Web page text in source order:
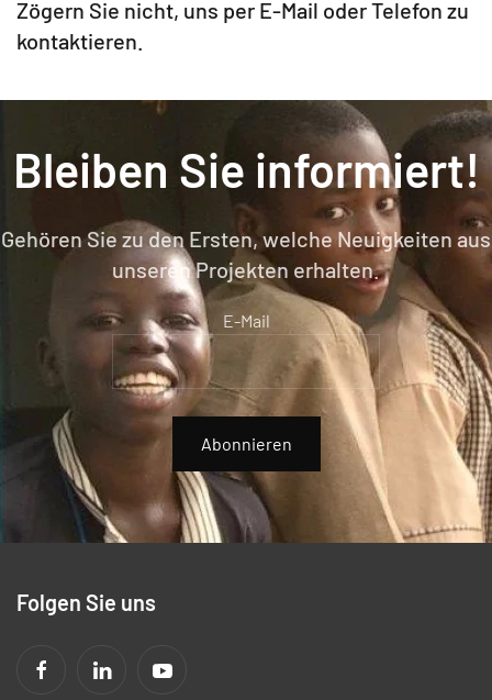
Zögern Sie nicht, uns per E-Mail oder Telefon zu
kontaktieren.
Bleiben Sie informiert!
Gehören Sie zu den Ersten, welche Neuigkeiten aus
unseren Projekten erhalten.
E-Mail
Abonnieren
Folgen Sie uns